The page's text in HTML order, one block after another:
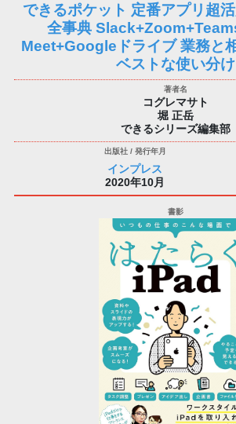
できるポケット 定番アプリ超
全事典
Meet+Googleドライブ 業務と
ベストな使い分け
コグレマサト
堀 正岳
できるシリーズ編集部
インプレス
2020年10月